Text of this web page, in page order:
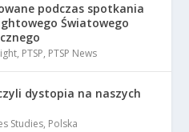
podczas spotkania
Światowego
, PTSP, PTSP News
dystopia na naszych
Studies, Polska